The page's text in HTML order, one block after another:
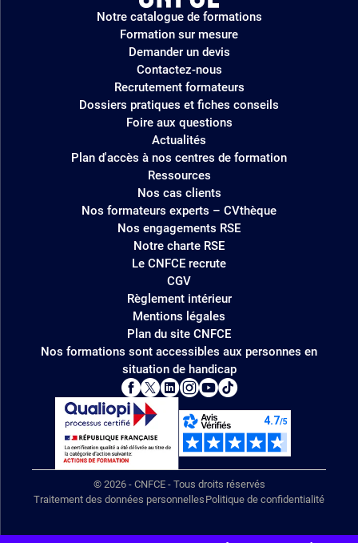
Logo
site
Notre catalogue de formations
Formation sur mesure
Demander un devis
Contactez-nous
Recrutement formateurs
Dossiers pratiques et fiches conseils
Foire aux questions
Actualités
Plan d'accès à nos centres de formation
Ressources
Nos cas clients
Nos formateurs experts – CVthèque
Nos engagements RSE
Notre charte RSE
Le CNFCE recrute
CGV
Règlement intérieur
Mentions légales
Plan du site CNFCE
Nos formations sont accessibles aux personnes en
situation de handicap
© 2026 - CNFCE - Tous droits réservés
Traitement des données personnelles Politique de confidentialité